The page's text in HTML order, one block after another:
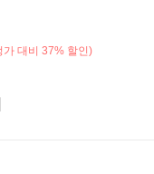
가 대비 37% 할인)